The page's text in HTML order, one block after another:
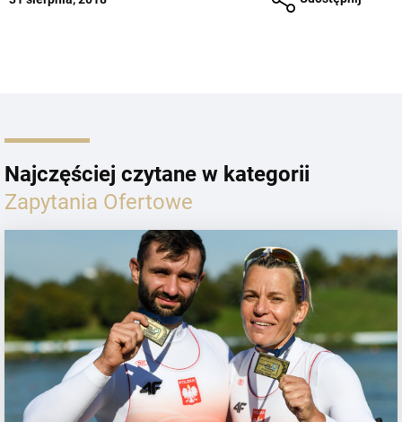
Najczęściej czytane w kategorii
Zapytania Ofertowe